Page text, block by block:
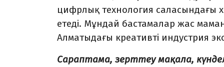
цифрлық технология саласындағы
етеді. Мұндай бастамалар жас
Алматыдағы креативті индустрия
Сараптама, зерттеу мақала,